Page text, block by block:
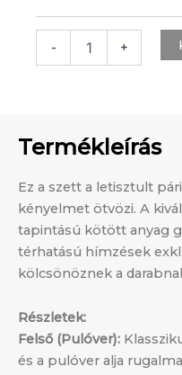
- +
Termékleírás
Ez a szett a letisztult
kényelmet ötvözi. A
tapintású kötött anyag
térhatású hímzések
kölcsönöznek a
Részletek:
Felső (Pulóver):
és a pulóver alja